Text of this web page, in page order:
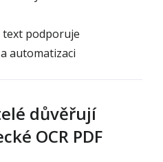
text podporuje
automatizaci
důvěřují
OCR PDF